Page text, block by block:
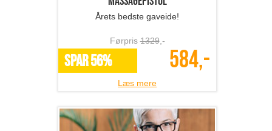
Årets bedste gaveide!
Førpris1329,-
SPAR 56% 584,-
Læs mere